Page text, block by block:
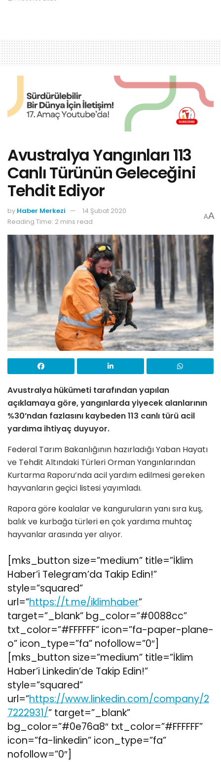
Avustralya Yangınları 113
Canlı Türünün Geleceğini
Tehdit Ediyor
by Haber Merkezi
14 Şubat 2020
Reading Time: 2 mins read
AA
Avustralya hükümeti tarafından yapılan
açıklamaya göre, yangınlarda yiyecek alanlarının
%30’ndan fazlasını kaybeden 113 canlı türü acil
yardıma ihtiyaç duyuyor.
Federal Tarım Bakanlığının hazırladığı Yaban Hayatı
ve Tehdit Altındaki Türleri Orman Yangınlarından
Kurtarma Raporu’nda acil yardım edilmesi gereken
hayvanların geçici listesi yayımladı.
Rapora göre koalalar ve kanguruların yanı sıra kuş,
balık ve kurbağa türleri en çok yardıma muhtaç
hayvanlar arasında yer alıyor.
[mks_button size=”medium” title=”İklim
Haber’i Telegram’da Takip Edin!”
style=”squared”
url=”https://t.me/iklimhaber”
target=”_blank” bg_color=”#0088cc”
txt_color=”#FFFFFF” icon=”fa-paper-plane-
o” icon_type=”fa” nofollow=”0″]
[mks_button size=”medium” title=”İklim
Haber’i Linkedin’de Takip Edin!”
style=”squared”
url=”https://www.linkedin.com/company/2
7222931/” target=”_blank”
bg_color=”#0e76a8″ txt_color=”#FFFFFF”
icon=”fa-linkedin” icon_type=”fa”
nofollow=”0″]